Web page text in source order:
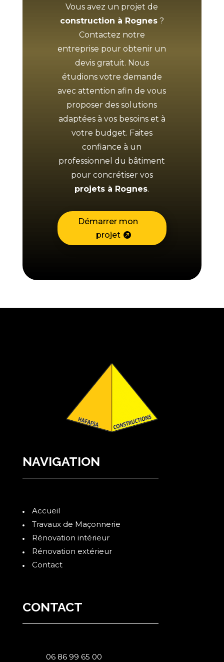
Vous avez un projet de
construction à Rognes?
Contactez notre
entreprise pour obtenir un
devis gratuit. Nous
étudions votre demande
avec attention afin de vous
proposer des solutions
adaptées à vos besoins et à
votre budget. Faites
confiance à un
professionnel du bâtiment
pour concrétiser vos
projets à Rognes.
Démarrer mon
projet
NAVIGATION
Accueil
Travaux de Maçonnerie
Rénovation intérieur
Rénovation extérieur
Contact
CONTACT
06 86 99 65 00